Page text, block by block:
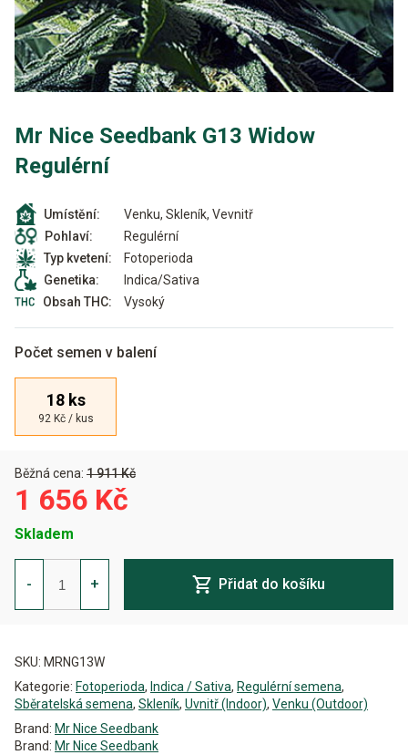
Mr Nice Seedbank G13 Widow
Regulérní
Umístění:
Venku, Skleník, Vevnitř
Pohlaví:
Regulérní
Typ kvetení:
Fotoperioda
Genetika:
Indica/Sativa
Obsah THC:
Vysoký
Počet semen v balení
18 ks
92 Kč / kus
Běžná cena: 1 911 Kč
1 656 Kč
Skladem
-
G13
Widow
Regulérní
množství
+ Přidat do košíku
SKU: MRNG13W
Kategorie: Fotoperioda, Indica / Sativa, Regulérní semena,
Sběratelská semena, Skleník, Uvnitř (Indoor), Venku (Outdoor)
Brand: Mr Nice Seedbank
Brand: Mr Nice Seedbank